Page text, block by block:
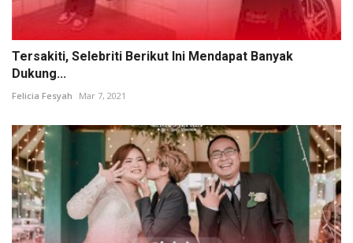
Tersakiti, Selebriti Berikut Ini Mendapat Banyak
Dukung...
Felicia Fesyah Mar 7, 2021